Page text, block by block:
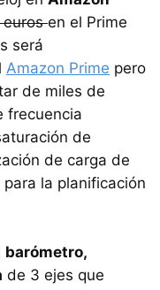
eurosen el Prime
será
Amazon Prime pero
de miles de
frecuencia
de
de carga de
la planificación
barómetro,
de 3 ejes que